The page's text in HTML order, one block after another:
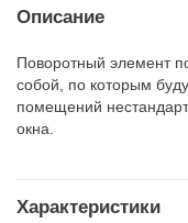
Описание
Поворотный элемент
собой, по которым
помещений
окна.
Характеристики